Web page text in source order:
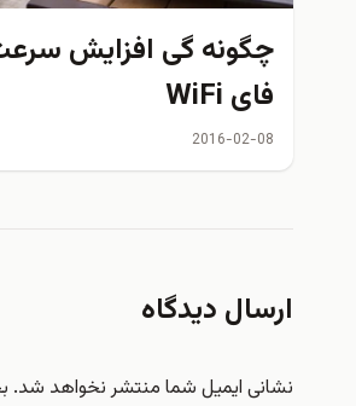
چگونه گی افزایش سرعت وای
2016-02-08
دیدگاه
ایمیل شما منتشر نخواهد شد.بخش‌های